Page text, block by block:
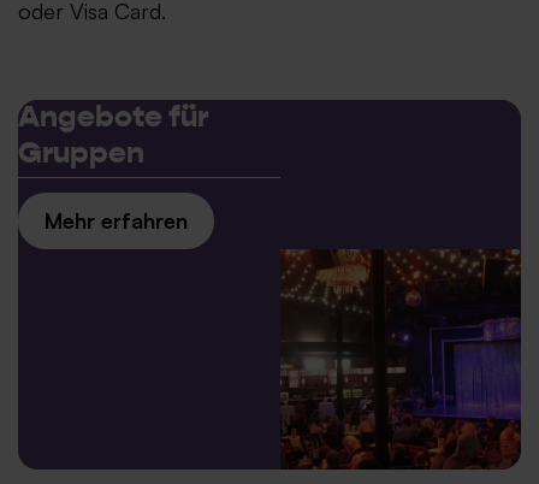
oder Visa Card.
Angebote für
Gruppen
Mehr erfahren